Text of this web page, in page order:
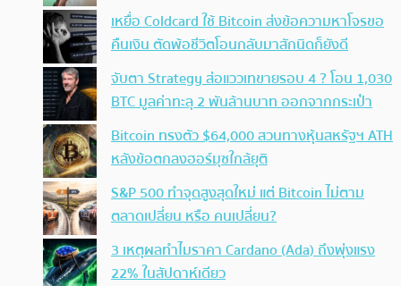
เหยื่อ Coldcard ใช้ Bitcoin ส่งข้อความหาโจรขอ
คืนเงิน ตัดพ้อชีวิตโอนกลับมาสักนิดก็ยังดี
จับตา Strategy ส่อแววเทขายรอบ 4 ? โอน 1,030
BTC มูลค่าทะลุ 2 พันล้านบาท ออกจากกระเป๋า
Bitcoin ทรงตัว $64,000 สวนทางหุ้นสหรัฐฯ ATH
หลังข้อตกลงฮอร์มุซใกล้ยุติ
S&P 500 ทำจุดสูงสุดใหม่ แต่ Bitcoin ไม่ตาม
ตลาดเปลี่ยน หรือ คนเปลี่ยน?
3 เหตุผลทำไมราคา Cardano (Ada) ถึงพุ่งแรง
22% ในสัปดาห์เดียว